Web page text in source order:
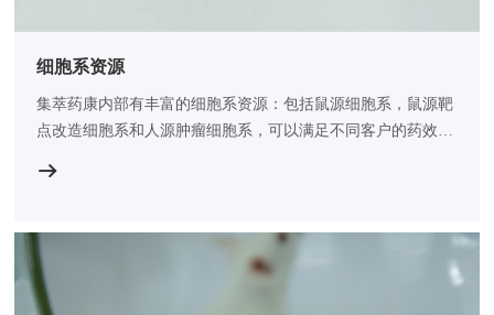
细胞系资源
集萃药康内部有丰富的细胞系资源：包括鼠源细胞系，鼠源靶
点改造细胞系和人源肿瘤细胞系，可以满足不同客户的药效学